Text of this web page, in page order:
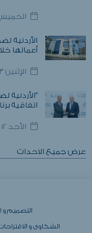
الخميس ٠٦ - أغسطس - ٢٠٢٦ ٠٨:٢٤
الأردنية
أعمالها
الإثنين ٠٣ - أغسطس - ٢٠٢٦ ٠٢:٠٣ صباحاً
"الأردنية
اتفاقية
الأحد ١٢ - يوليو - ٢٠٢٦ ٠٩:٣٦ صباحاً
عرض جميع الاحداث
التصميم و
الشكاوى و